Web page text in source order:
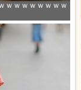
ｗｗｗｗｗｗｗｗ